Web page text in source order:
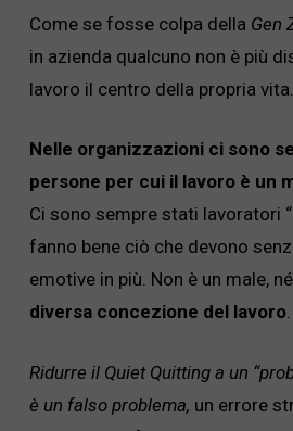
Come se fosse colpa della Gen
in azienda qualcuno non è più
lavoro il centro della propria vita.
Nelle organizzazioni ci sono
persone per cui il lavoro è un
Ci sono sempre stati lavoratori
fanno bene ciò che devono
emotive in più. Non è un male,
diversa concezione del lavoro.
Ridurre il Quiet Quitting a un
è un falso problema, un errore